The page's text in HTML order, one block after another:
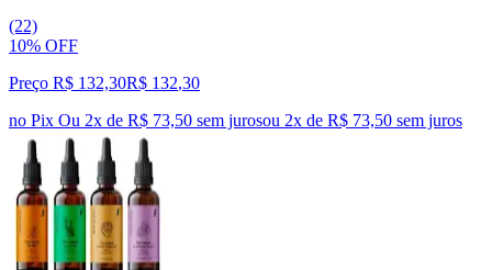
(22)
10% OFF
Preço R$ 132,30R$ 132,30
no Pix Ou 2x de R$ 73,50 sem jurosou 2x de R$ 73,50 sem juros